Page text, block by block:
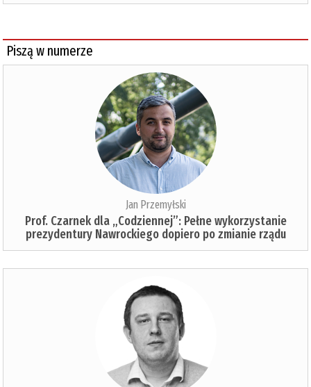
Piszą w numerze
Jan Przemyłski
Prof. Czarnek dla „Codziennej”: Pełne wykorzystanie
prezydentury Nawrockiego dopiero po zmianie rządu